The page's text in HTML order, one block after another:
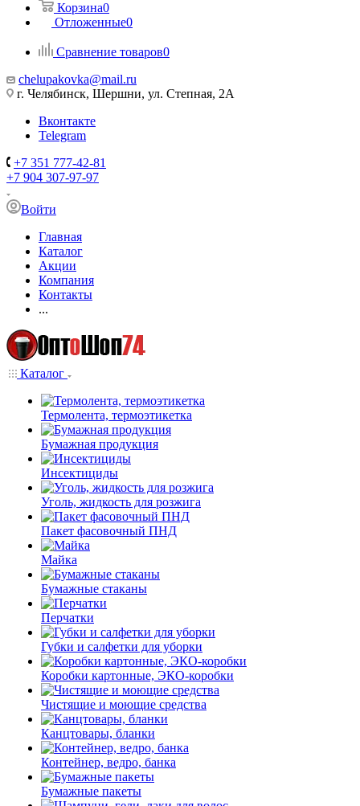
Корзина0
Отложенные0
Сравнение товаров0
chelupakovka@mail.ru
г. Челябинск, Шершни, ул. Степная, 2А
Вконтакте
Telegram
+7 351 777-42-81
+7 904 307-97-97
Войти
Главная
Каталог
Акции
Компания
Контакты
...
Каталог
Термолента, термоэтикетка
Бумажная продукция
Инсектициды
Уголь, жидкость для розжига
Пакет фасовочный ПНД
Майка
Бумажные стаканы
Перчатки
Губки и салфетки для уборки
Коробки картонные, ЭКО-коробки
Чистящие и моющие средства
Канцтовары, бланки
Контейнер, ведро, банка
Бумажные пакеты